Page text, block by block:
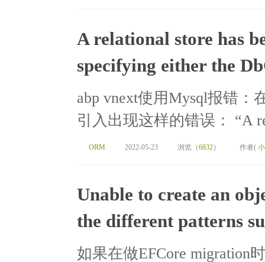
A relational store has
specifying either the
abp vnext使用Mysql报错：
引入出现这样的错误： “A
ORM 2022-05-23 浏览（6832） 作者(
Unable to create an
the different patterns
如果在做EFCore migration